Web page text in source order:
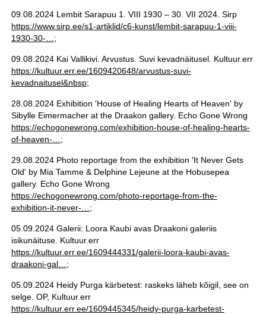
09.08.2024 Lembit Sarapuu 1. VIII 1930 – 30. VII 2024. Sirp
https://www.sirp.ee/s1-artiklid/c6-kunst/lembit-sarapuu-1-viii-
1930-30-… ;
09.08.2024 Kai Vallikivi. Arvustus. Suvi kevadnäitusel. Kultuur.err
https://kultuur.err.ee/1609420648/arvustus-suvi-
kevadnaitusel&nbsp;
28.08.2024 Exhibition 'House of Healing Hearts of Heaven' by
Sibylle Eimermacher at the Draakon gallery. Echo Gone Wrong
https://echogonewrong.com/exhibition-house-of-healing-hearts-
of-heaven-… ;
29.08.2024 Photo reportage from the exhibition 'It Never Gets
Old' by Mia Tamme & Delphine Lejeune at the Hobusepea
gallery. Echo Gone Wrong
https://echogonewrong.com/photo-reportage-from-the-
exhibition-it-never-… ;
05.09.2024 Galerii: Loora Kaubi avas Draakoni galeriis
isikunäituse. Kultuur.err
https://kultuur.err.ee/1609444331/galerii-loora-kaubi-avas-
draakoni-gal… ;
05.09.2024 Heidy Purga kärbetest: raskeks läheb kõigil, see on
selge. OP, Kultuur.err
https://kultuur.err.ee/1609445345/heidy-purga-karbetest-